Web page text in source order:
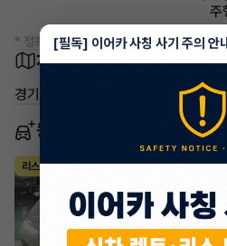
주
* 정확한 정보는 판매자와 반드시 확인하시기
차량 위치
경기 부천시 원미구 중동
동일 차종 이어카
리스 BMW 2시리즈
월597,000원 X
지원금
3,500,000원
조회 1,026 12시간 전
[필독] 이어카 사칭 사기 주의 안